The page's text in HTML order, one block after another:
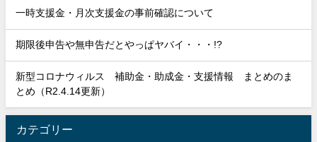
一時支援金・月次支援金の事前確認について
期限後申告や無申告だとやっぱヤバイ・・・!?
新型コロナウィルス 補助金・助成金・支援情報 まとめのま
とめ（R2.4.14更新）
カテゴリー